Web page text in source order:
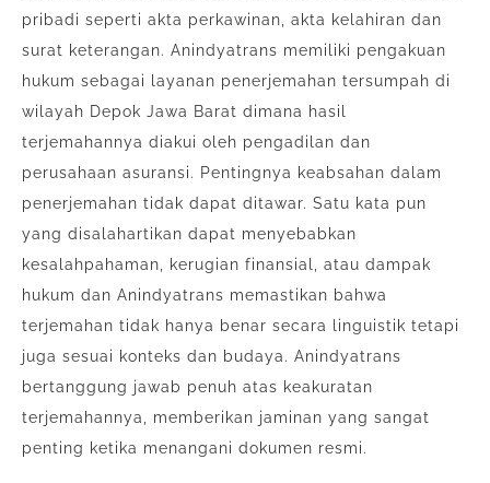
pribadi seperti akta perkawinan, akta kelahiran dan
surat keterangan. Anindyatrans memiliki pengakuan
hukum sebagai layanan penerjemahan tersumpah di
wilayah Depok Jawa Barat dimana hasil
terjemahannya diakui oleh pengadilan dan
perusahaan asuransi. Pentingnya keabsahan dalam
penerjemahan tidak dapat ditawar. Satu kata pun
yang disalahartikan dapat menyebabkan
kesalahpahaman, kerugian finansial, atau dampak
hukum dan Anindyatrans memastikan bahwa
terjemahan tidak hanya benar secara linguistik tetapi
juga sesuai konteks dan budaya. Anindyatrans
bertanggung jawab penuh atas keakuratan
terjemahannya, memberikan jaminan yang sangat
penting ketika menangani dokumen resmi.